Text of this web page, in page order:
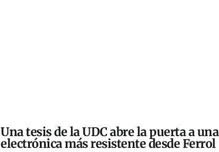
Una tesis de la UDC abre la puerta a una
electrónica más resistente desde Ferrol